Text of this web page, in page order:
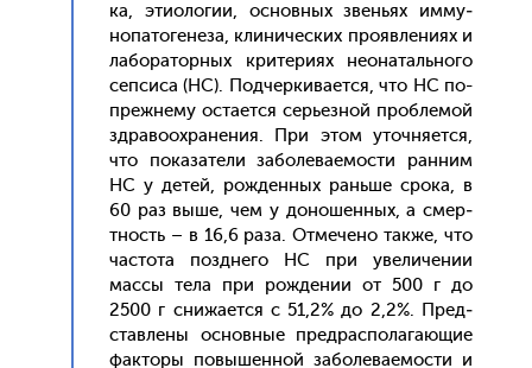
ка, эти­оло­гии, ос­новных звень­ях им­му­
нопа­тоге­неза, кли­ничес­ких про­яв­ле­ни­ях и
ла­бора­тор­ных кри­тери­ях не­она­таль­но­го
сеп­си­са (НС). Под­черки­ва­ет­ся, что НС по-
преж­не­му ос­та­ет­ся серь­ез­ной проб­ле­мой
здра­во­ох­ра­нения. При этом уточ­ня­ет­ся,
что по­каза­тели за­боле­ва­емос­ти ран­ним
НС у де­тей, рож­денных рань­ше сро­ка, в
60 раз вы­ше, чем у до­ношен­ных, а смер­
тность – в 16,6 ра­за. От­ме­чено так­же, что
час­то­та поз­дне­го НС при уве­личе­нии
мас­сы те­ла при рож­де­нии от 500 г до
2500 г сни­жа­ет­ся с 51,2% до 2,2%. Пред­
став­ле­ны ос­новные пред­распо­лага­ющие
фак­то­ры по­вышен­ной за­боле­ва­емос­ти и